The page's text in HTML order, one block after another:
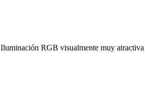
Iluminación RGB visualmente muy atractiva